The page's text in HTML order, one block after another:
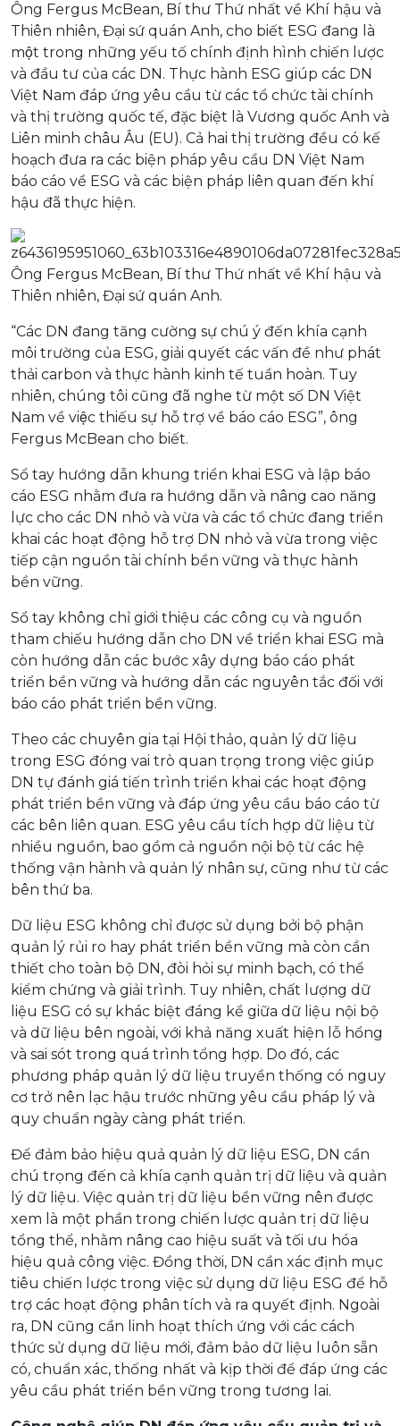
Ông Fergus McBean, Bí thư Thứ nhất về Khí hậu và
Thiên nhiên, Đại sứ quán Anh, cho biết ESG đang là
một trong những yếu tố chính định hình chiến lược
và đầu tư của các DN. Thực hành ESG giúp các DN
Việt Nam đáp ứng yêu cầu từ các tổ chức tài chính
và thị trường quốc tế, đặc biệt là Vương quốc Anh và
Liên minh châu Âu (EU). Cả hai thị trường đều có kế
hoạch đưa ra các biện pháp yêu cầu DN Việt Nam
báo cáo về ESG và các biện pháp liên quan đến khí
hậu đã thực hiện.
Ông Fergus McBean, Bí thư Thứ nhất về Khí hậu và
Thiên nhiên, Đại sứ quán Anh.
“Các DN đang tăng cường sự chú ý đến khía cạnh
môi trường của ESG, giải quyết các vấn đề như phát
thải carbon và thực hành kinh tế tuần hoàn. Tuy
nhiên, chúng tôi cũng đã nghe từ một số DN Việt
Nam về việc thiếu sự hỗ trợ về báo cáo ESG”, ông
Fergus McBean cho biết.
Sổ tay hướng dẫn khung triển khai ESG và lập báo
cáo ESG nhằm đưa ra hướng dẫn và nâng cao năng
lực cho các DN nhỏ và vừa và các tổ chức đang triển
khai các hoạt động hỗ trợ DN nhỏ và vừa trong việc
tiếp cận nguồn tài chính bền vững và thực hành
bền vững.
Sổ tay không chỉ giới thiệu các công cụ và nguồn
tham chiếu hướng dẫn cho DN về triển khai ESG mà
còn hướng dẫn các bước xây dựng báo cáo phát
triển bền vững và hướng dẫn các nguyên tắc đối với
báo cáo phát triển bền vững.
Theo các chuyên gia tại Hội thảo, quản lý dữ liệu
trong ESG đóng vai trò quan trọng trong việc giúp
DN tự đánh giá tiến trình triển khai các hoạt động
phát triển bền vững và đáp ứng yêu cầu báo cáo từ
các bên liên quan. ESG yêu cầu tích hợp dữ liệu từ
nhiều nguồn, bao gồm cả nguồn nội bộ từ các hệ
thống vận hành và quản lý nhân sự, cũng như từ các
bên thứ ba.
Dữ liệu ESG không chỉ được sử dụng bởi bộ phận
quản lý rủi ro hay phát triển bền vững mà còn cần
thiết cho toàn bộ DN, đòi hỏi sự minh bạch, có thể
kiểm chứng và giải trình. Tuy nhiên, chất lượng dữ
liệu ESG có sự khác biệt đáng kể giữa dữ liệu nội bộ
và dữ liệu bên ngoài, với khả năng xuất hiện lỗ hổng
và sai sót trong quá trình tổng hợp. Do đó, các
phương pháp quản lý dữ liệu truyền thống có nguy
cơ trở nên lạc hậu trước những yêu cầu pháp lý và
quy chuẩn ngày càng phát triển.
Để đảm bảo hiệu quả quản lý dữ liệu ESG, DN cần
chú trọng đến cả khía cạnh quản trị dữ liệu và quản
lý dữ liệu. Việc quản trị dữ liệu bền vững nên được
xem là một phần trong chiến lược quản trị dữ liệu
tổng thể, nhằm nâng cao hiệu suất và tối ưu hóa
hiệu quả công việc. Đồng thời, DN cần xác định mục
tiêu chiến lược trong việc sử dụng dữ liệu ESG để hỗ
trợ các hoạt động phân tích và ra quyết định. Ngoài
ra, DN cũng cần linh hoạt thích ứng với các cách
thức sử dụng dữ liệu mới, đảm bảo dữ liệu luôn sẵn
có, chuẩn xác, thống nhất và kịp thời để đáp ứng các
yêu cầu phát triển bền vững trong tương lai.